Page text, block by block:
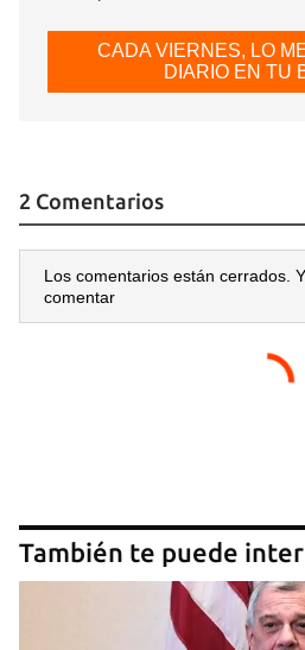
CADA VIERNES, LO
DIARIO EN TU
2 Comentarios
Los comentarios están cerrados.
comentar
También te puede